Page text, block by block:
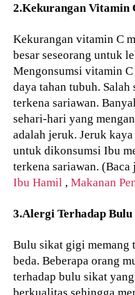
2.Kekurangan Vitamin
Kekurangan vitamin C
besar seseorang untuk
Mengonsumsi vitamin
daya tahan tubuh.
terkena sariawan.
sehari-hari yang
adalah jeruk. Jeruk
untuk dikonsumsi Ibu
terkena sariawan.
Ibu Hamil ,Makanan
3.Alergi Terhadap
Bulu sikat gigi memang
beda. Beberapa orang
terhadap bulu sikat
berkualitas sehingga